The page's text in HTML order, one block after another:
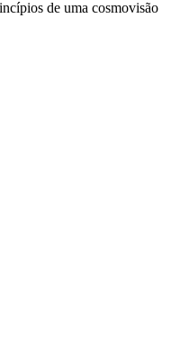
de uma cosmovisão